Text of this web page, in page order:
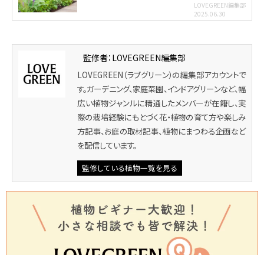
LOVEGREEN編集部
2025.06.30
監修者：LOVEGREEN編集部
LOVEGREEN（ラブグリーン）の編集部アカウントで
す。ガーデニング、家庭菜園、インドアグリーンなど、幅
広い植物ジャンルに精通したメンバーが在籍し、実
際の栽培経験にもとづく花・植物の育て方や楽しみ
方記事、お庭の取材記事、植物にまつわる企画など
を配信しています。
監修している植物一覧を見る